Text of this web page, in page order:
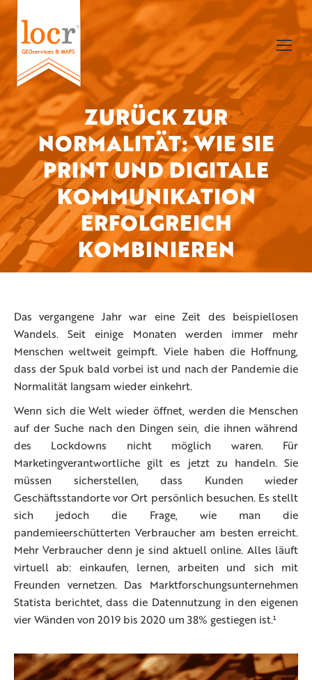
ZURÜCK ZUR
NORMALITÄT: WIE SIE
PRINT UND DIGITALE
KOMMUNIKATION
ERFOLGREICH
KOMBINIEREN
Sie befinden sich hier:
Das vergangene Jahr war eine Zeit des beispiellosen
Wandels. Seit einige Monaten werden immer mehr
Menschen weltweit geimpft. Viele haben die Hoffnung,
dass der Spuk bald vorbei ist und nach der Pandemie die
Normalität langsam wieder einkehrt.
Wenn sich die Welt wieder öffnet, werden die Menschen
auf der Suche nach den Dingen sein, die ihnen während
des Lockdowns nicht möglich waren. Für
Marketingverantwortliche gilt es jetzt zu handeln. Sie
müssen sicherstellen, dass Kunden wieder
Geschäftsstandorte vor Ort persönlich besuchen. Es stellt
sich jedoch die Frage, wie man die
pandemieerschütterten Verbraucher am besten erreicht.
Mehr Verbraucher denn je sind aktuell online. Alles läuft
virtuell ab: einkaufen, lernen, arbeiten und sich mit
Freunden vernetzen. Das Marktforschungsunternehmen
Statista berichtet, dass die Datennutzung in den eigenen
vier Wänden von 2019 bis 2020 um 38% gestiegen ist.¹